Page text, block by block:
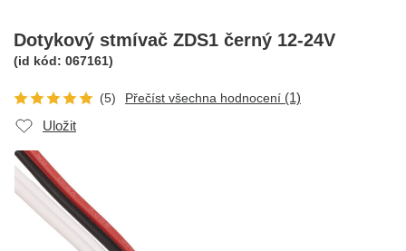
Dotykový stmívač ZDS1 černý 12-24V
(id kód: 067161)
(5) Přečíst všechna hodnocení (1)
Uložit